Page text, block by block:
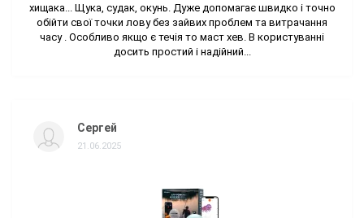
хищака... Щука, судак, окунь. Дуже допомагає швидко і точно
обійти свої точки лову без зайвих проблем та витрачання
часу . Особливо якщо є течія то маст хев. В користуванні
досить простий і надійний...
Сергей
21.06.2025